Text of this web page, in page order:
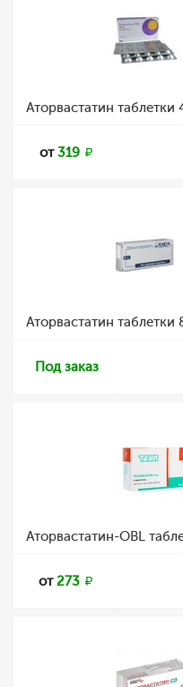
Аторвастатин таблетки
от319
Аторвастатин таблетки
Под заказ
Аторвастатин-OBL
от273